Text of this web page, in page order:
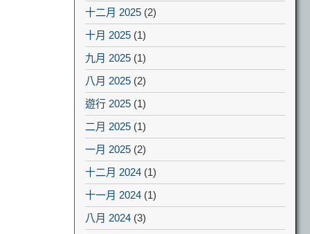
十二月 2025 (2)
十月 2025 (1)
九月 2025 (1)
八月 2025 (2)
遊行 2025 (1)
二月 2025 (1)
一月 2025 (2)
十二月 2024 (1)
十一月 2024 (1)
八月 2024 (3)